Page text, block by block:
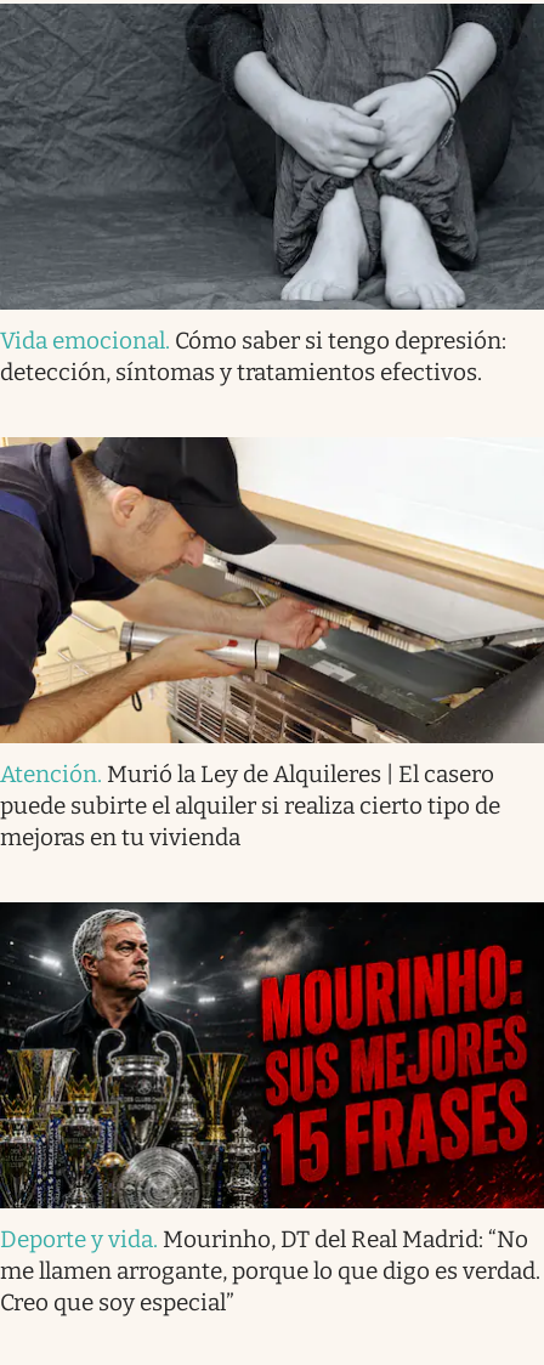
Vida emocional. Cómo saber si tengo depresión:
detección, síntomas y tratamientos efectivos.
Atención. Murió la Ley de Alquileres | El casero
puede subirte el alquiler si realiza cierto tipo de
mejoras en tu vivienda
Deporte y vida. Mourinho, DT del Real Madrid: “No
me llamen arrogante, porque lo que digo es verdad.
Creo que soy especial”